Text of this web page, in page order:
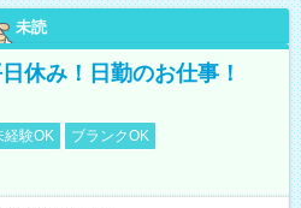
未読
休み！日勤のお仕事！
経験OK
ブランクOK